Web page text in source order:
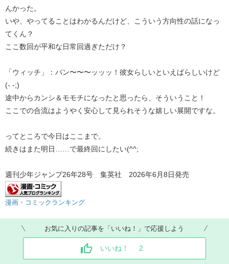
んかった。
いや、やってることはわかるんだけど、こういう方向性の話になっ
てくん？
ここ数回が平和な日常回過ぎただけ？
「ウィッチ」：バン〜〜〜ッッッ！彼女らしいといえばらしいけど
(- -;)
途中からカンシ＆モモチになったと思ったら、そういうこと！
ここでの合流はようやく安心して見られそうな嬉しい展開ですな。
ってところで今日はここまで。
続きはまた明日……で最終回にしたい(^^;
週刊少年ジャンプ26年28号 集英社 2026年6月8日発売
漫画・コミックランキング
お気に入りの記事を「いいね！」で応援しよう
いいね！ 2